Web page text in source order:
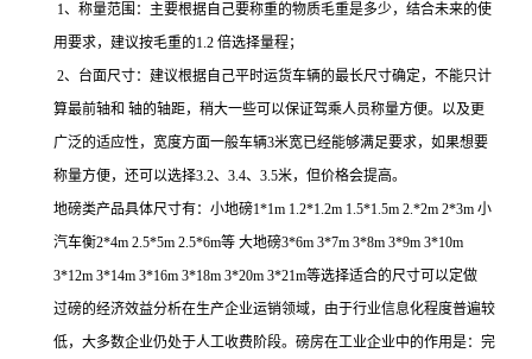
1、称量范围：主要根据自己要称重的物质毛重是多少，结合未来的使
用要求，建议按毛重的1.2 倍选择量程；
2、台面尺寸：建议根据自己平时运货车辆的最长尺寸确定，不能只计
算最前轴和 轴的轴距，稍大一些可以保证驾乘人员称量方便。以及更
广泛的适应性，宽度方面一般车辆3米宽已经能够满足要求，如果想要
称量方便，还可以选择3.2、 3.4、 3.5米，但价格会提高。
地磅类产品具体尺寸有：小地磅1*1m 1.2*1.2m 1.5*1.5m 2.*2m 2*3m 小
汽车衡2*4m 2.5*5m 2.5*6m等 大地磅3*6m 3*7m 3*8m 3*9m 3*10m
3*12m 3*14m 3*16m 3*18m 3*20m 3*21m等选择适合的尺寸可以定做
过磅的经济效益分析在生产企业运销领域，由于行业信息化程度普遍较
低，大多数企业仍处于人工收费阶段。磅房在工业企业中的作用是：完